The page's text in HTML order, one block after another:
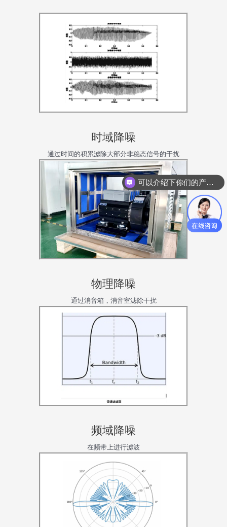
时域降噪
通过时间的积累滤除大部分非稳态信号的干扰
物理降噪
通过消音箱，消音室滤除干扰
频域降噪
在频带上进行滤波
咨询声学成像仪